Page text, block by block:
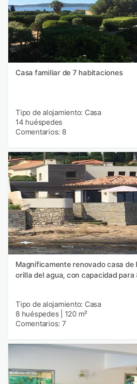
Casa familiar de 7 habitaciones
Tipo de alojamiento: Casa
14 huéspedes
Comentarios: 8
Magníficamente renovado casa de
orilla del agua, con capacidad para
Tipo de alojamiento: Casa
8 huéspedes
120 m²
Comentarios: 7